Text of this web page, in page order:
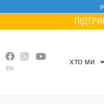
EN
ХТО МИ